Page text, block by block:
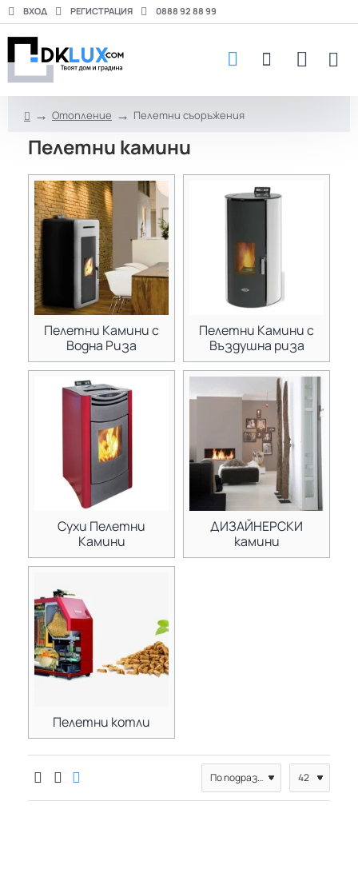
ВХОД РЕГИСТРАЦИЯ 0888 92 88 99
o
m
e
Отопление Пелетни съоръжения
Пелетни камини
Пелетни Камини с
Водна Риза
Пелетни Камини с
Въздушна риза
Сухи Пелетни
Камини
ДИЗАЙНЕРСКИ
камини
Пелетни котли